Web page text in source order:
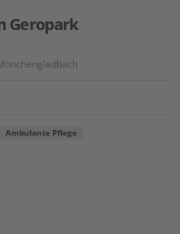
Geropark
Ambulante Pflege